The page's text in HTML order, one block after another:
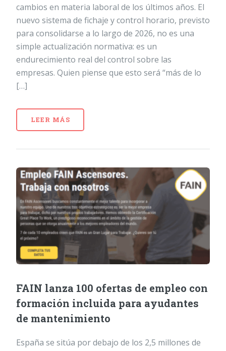
cambios en materia laboral de los últimos años. El
nuevo sistema de fichaje y control horario, previsto
para consolidarse a lo largo de 2026, no es una
simple actualización normativa: es un
endurecimiento real del control sobre las
empresas. Quien piense que esto será “más de lo
[…]
LEER MÁS
FAIN lanza 100 ofertas de empleo con
formación incluida para ayudantes
de mantenimiento
España se sitúa por debajo de los 2,5 millones de